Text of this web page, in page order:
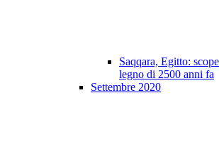
Saqqara, Egitto:
legno di 2500 anni fa
Settembre 2020